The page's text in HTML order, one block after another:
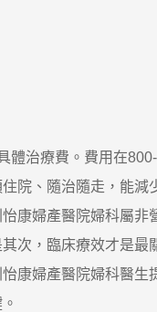
治療費。費用在800-
院、隨治隨走，能減
婦產醫院婦科屬非營
次，臨床療效才是最
婦產醫院婦科醫生提